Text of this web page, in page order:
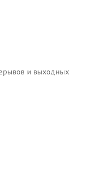
и выходных